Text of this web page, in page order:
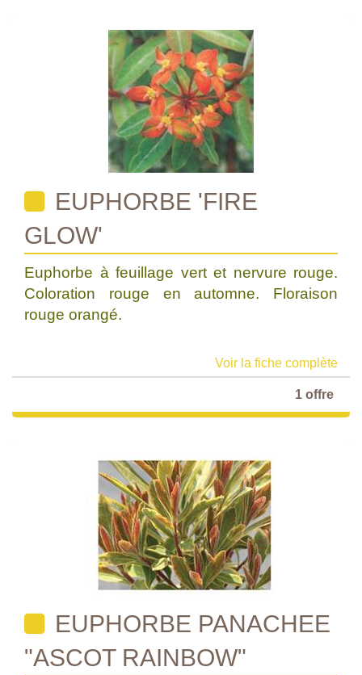
EUPHORBE 'FIRE
GLOW'
Euphorbe à feuillage vert et nervure rouge.
Coloration rouge en automne. Floraison
rouge orangé.
Voir la fiche complète
1 offre
EUPHORBE PANACHEE
"ASCOT RAINBOW"